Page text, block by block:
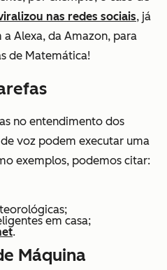
nas redes sociais, já
Alexa, da Amazon, para
de Matemática!
no entendimento dos
voz podem executar uma
exemplos, podemos citar:
em casa;
.
Máquina